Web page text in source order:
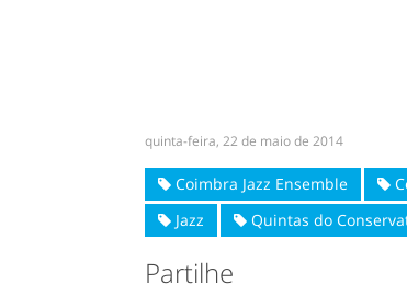
quinta-feira, 22 de maio de 2014
Coimbra Jazz Ensemble
Jazz
Quintas do
Partilhe